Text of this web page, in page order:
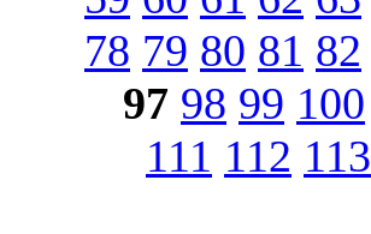
78 79 80 81 82
97 98 99 100
111 112 113